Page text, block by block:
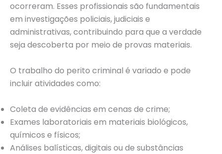
ocorreram. Esses profissionais são fundamentais
em investigações policiais, judiciais e
administrativas, contribuindo para que a verdade
seja descoberta por meio de provas materiais.
O trabalho do perito criminal é variado e pode
incluir atividades como:
Coleta de evidências em cenas de crime;
Exames laboratoriais em materiais biológicos,
químicos e físicos;
Análises balísticas, digitais ou de substâncias